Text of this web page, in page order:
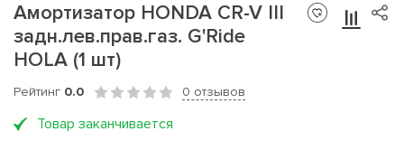
Амортизатор HONDA CR-V III
задн.лев.прав.газ. G'Ride
HOLA (1 шт)
Рейтинг 0.0 0 отзывов
Товар заканчивается